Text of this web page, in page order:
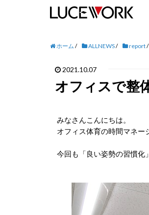
ホーム / ALLNEWS/ report/
2021.10.07
オフィスで整
みなさんこんにちは。
オフィス体育の時間マネー
今回も「良い姿勢の習慣化